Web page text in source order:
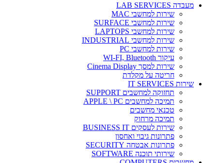
מעבדה LAB SERVICES
שירות למחשבי MAC
שירות למחשבי SURFACE
שירות למחשבי LAPTOPS
שירות למחשבי INDUSTRIAL
שירות למחשבי PC
עיקור WI-FI, Bluetooth
שירות למסך Cinema Display
חריטה על מקלדת
שירות IT SERVICES
תחזוקה למחשבים SUPPORT
תמיכה למחשבים APPLE \ PC
טכנאי מחשבים
תמיכה מרחוק
שירות לעסקים BUSINESS IT
פתרונות גיבוי ואחסון
פתרונות אבטחה SECURITY
שירותי תוכנה SOFTWARE